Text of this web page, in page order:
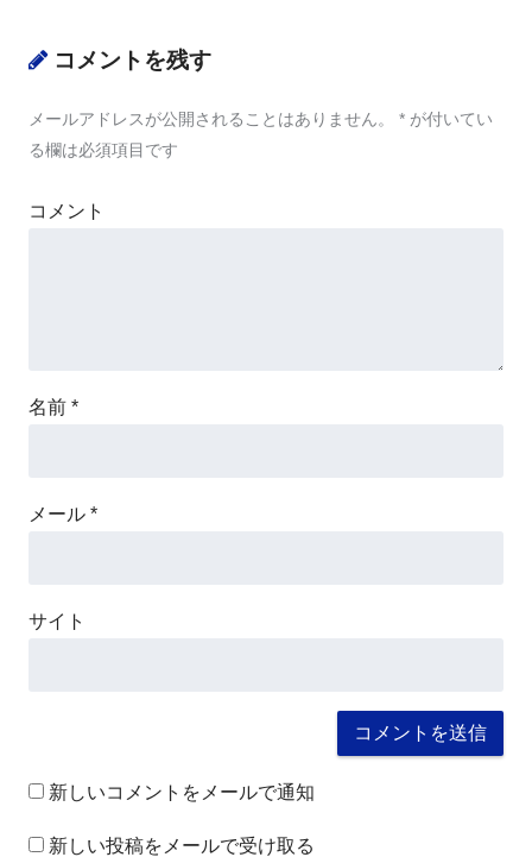
コメントを残す
メールアドレスが公開されることはありません。 * が付いてい
る欄は必須項目です
コメント
名前 *
メール *
サイト
新しいコメントをメールで通知
新しい投稿をメールで受け取る